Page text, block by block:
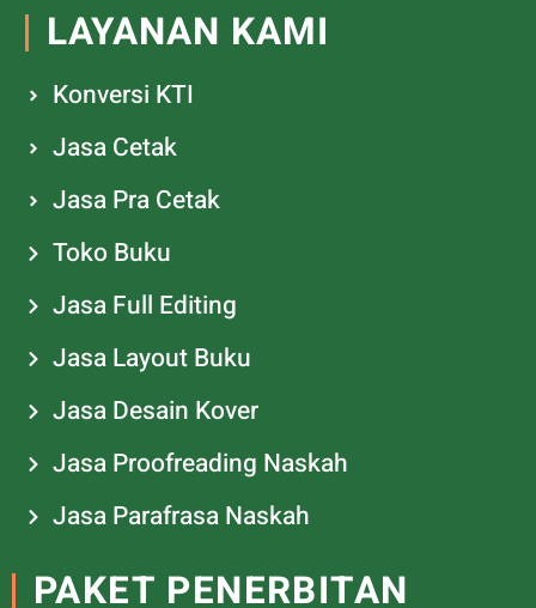
LAYANAN KAMI
Konversi KTI
Jasa Cetak
Jasa Pra Cetak
Toko Buku
Jasa Full Editing
Jasa Layout Buku
Jasa Desain Kover
Jasa Proofreading Naskah
Jasa Parafrasa Naskah
PAKET PENERBITAN